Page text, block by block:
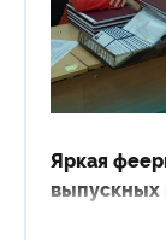
Яркая
выпускных